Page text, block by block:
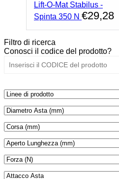
Lift-O-Mat Stabilus -
Spinta 350 N €29,28
Filtro di ricerca
Conosci il codice del prodotto?